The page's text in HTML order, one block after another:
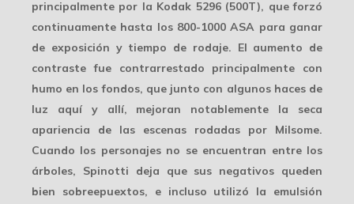
principalmente por la Kodak 5296 (500T), que forzó
continuamente hasta los 800-1000 ASA para ganar
de exposición y tiempo de rodaje. El aumento de
contraste fue contrarrestado principalmente con
humo en los fondos, que junto con algunos haces de
luz aquí y allí, mejoran notablemente la seca
apariencia de las escenas rodadas por Milsome.
Cuando los personajes no se encuentran entre los
árboles, Spinotti deja que sus negativos queden
bien sobreepuextos, e incluso utilizó la emulsión